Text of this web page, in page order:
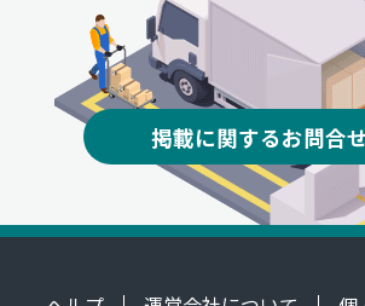
掲載に関するお問合